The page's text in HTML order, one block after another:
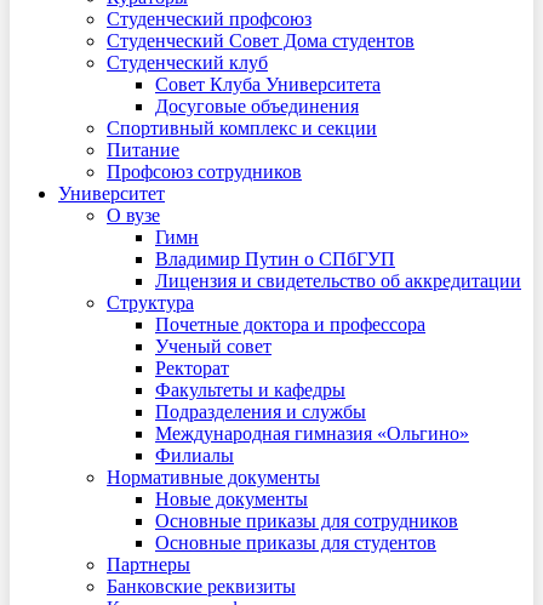
Студенческий профсоюз
Студенческий Совет Дома студентов
Студенческий клуб
Совет Клуба Университета
Досуговые объединения
Спортивный комплекс и секции
Питание
Профсоюз сотрудников
Университет
О вузе
Гимн
Владимир Путин о СПбГУП
Лицензия и свидетельство об аккредитации
Структура
Почетные доктора и профессора
Ученый совет
Ректорат
Факультеты и кафедры
Подразделения и службы
Международная гимназия «Ольгино»
Филиалы
Нормативные документы
Новые документы
Основные приказы для сотрудников
Основные приказы для студентов
Партнеры
Банковские реквизиты